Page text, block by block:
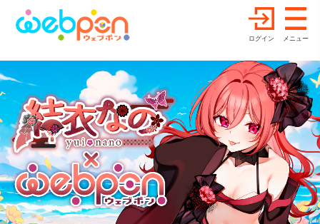
ログイン メニュー